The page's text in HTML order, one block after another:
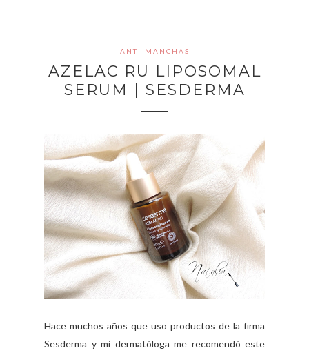
ANTI-MANCHAS
AZELAC RU LIPOSOMAL
SERUM | SESDERMA
Hace muchos años que uso productos de la firma
Sesderma y mi dermatóloga me recomendó este